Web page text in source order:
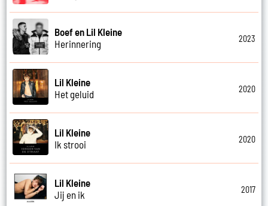
Boef en Lil Kleine
Herinnering
2023
Lil Kleine
Het geluid
2020
Lil Kleine
Ik strooi
2020
Lil Kleine
Jij en ik
2017